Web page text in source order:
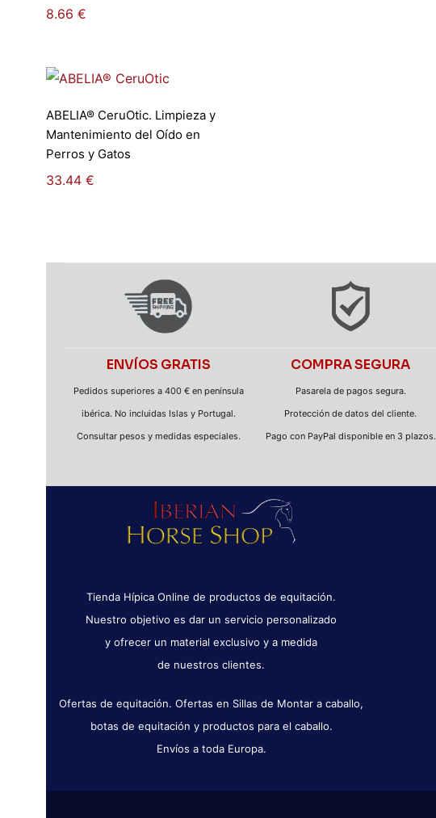
8.66 €
Añadir al carrito
ABELIA® CeruOtic. Limpieza y
Mantenimiento del Oído en
Perros y Gatos
33.44 €
ENVÍOS GRATIS
Pedidos superiores a 400 € en península
ibérica. No incluidas Islas y Portugal.
Consultar pesos y medidas especiales.
COMPRA SEGURA
Pasarela de pagos segura.
Protección de datos del cliente.
Pago con PayPal disponible en 3 plazos.
Tienda Hípica Online de productos de equitación.
Nuestro objetivo es dar un servicio personalizado
y ofrecer un material exclusivo y a medida
de nuestros clientes.
Ofertas de equitación. Ofertas en Sillas de Montar a caballo,
botas de equitación y productos para el caballo.
Envíos a toda Europa.